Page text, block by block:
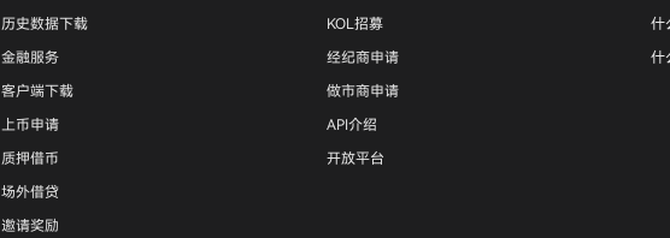
历史数据下载
金融服务
客户端下载
上币申请
质押借币
场外借贷
邀请奖励
KOL招募
经纪商申请
做市商申请
API介绍
开放平台
什
什